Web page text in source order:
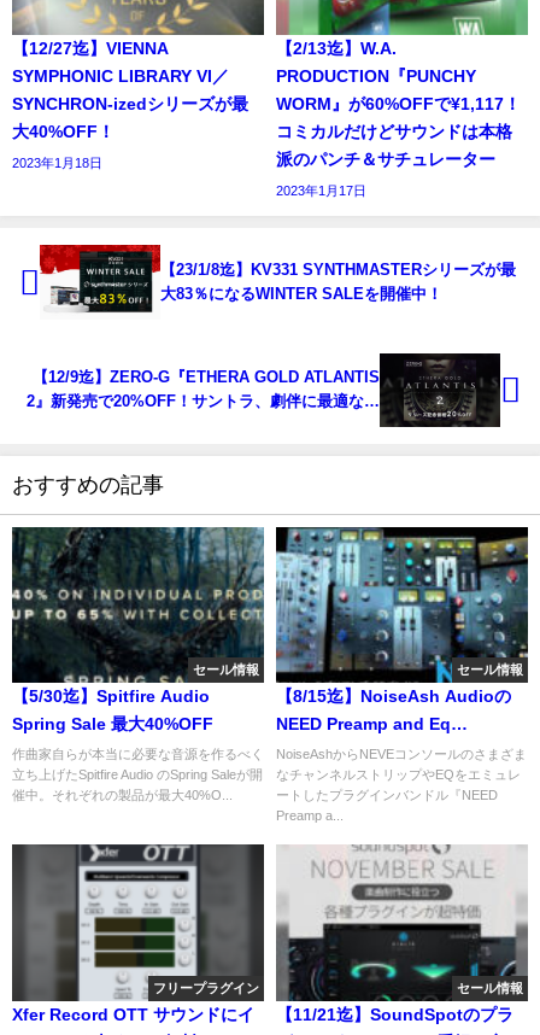
【12/27迄】VIENNA
SYMPHONIC LIBRARY VI／
SYNCHRON-izedシリーズが最
大40%OFF！
2023年1月18日
【2/13迄】W.A.
PRODUCTION『PUNCHY
WORM』が60%OFFで¥1,117！
コミカルだけどサウンドは本格
派のパンチ＆サチュレーター
2023年1月17日
【23/1/8迄】KV331 SYNTHMASTERシリーズが最
大83％になるWINTER SALEを開催中！
【12/9迄】ZERO-G『ETHERA GOLD ATLANTIS
2』新発売で20%OFF！サントラ、劇伴に最適なボ
おすすめの記事
セール情報
【5/30迄】Spitfire Audio
Spring Sale 最大40%OFF
作曲家自らが本当に必要な音源を作るべく
立ち上げたSpitfire Audio のSpring Saleが開
催中。それぞれの製品が最大40%O...
セール情報
【8/15迄】NoiseAsh Audioの
NEED Preamp and Eq
Collectionがイントロプライス
57%OFF！さまざまなNEVEコン
ソールをNEVEコンソールをエミ
NoiseAshからNEVEコンソールのさまざま
なチャンネルストリップやEQをエミュレ
ートしたプラグインバンドル『NEED
Preamp a...
フリープラグイン
Xfer Record OTT サウンドにイ
セール情報
【11/21迄】SoundSpotのプラ